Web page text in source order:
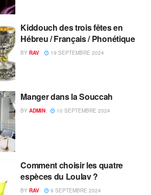
Kiddouch des trois fêtes en
Hébreu / Français / Phonétique
BY RAV 19 SEPTEMBRE 2024
Manger dans la Souccah
BY ADMIN 10 SEPTEMBRE 2024
Comment choisir les quatre
espèces du Loulav ?
BY RAV 9 SEPTEMBRE 2024